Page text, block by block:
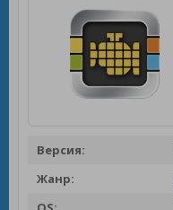
Версия:
Жанр: